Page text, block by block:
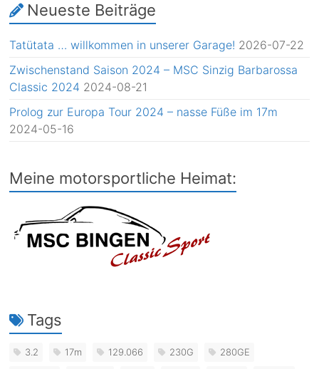
Neueste Beiträge
Tatütata … willkommen in unserer Garage! 2026-07-22
Zwischenstand Saison 2024 – MSC Sinzig Barbarossa
Classic 2024 2024-08-21
Prolog zur Europa Tour 2024 – nasse Füße im 17m
2024-05-16
Meine motorsportliche Heimat:
Tags
3.2 17m 129.066 230G 280GE